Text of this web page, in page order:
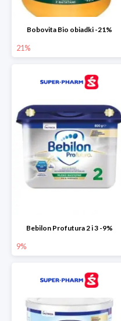
Bobovita Bio obiadki -21%
21%
Bebilon Profutura 2 i 3 -9%
9%